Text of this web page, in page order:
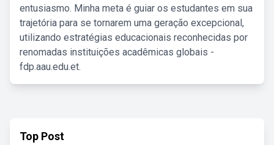
entusiasmo. Minha meta é guiar os estudantes em sua
trajetória para se tornarem uma geração excepcional,
utilizando estratégias educacionais reconhecidas por
renomadas instituições acadêmicas globais -
fdp.aau.edu.et.
Top Post